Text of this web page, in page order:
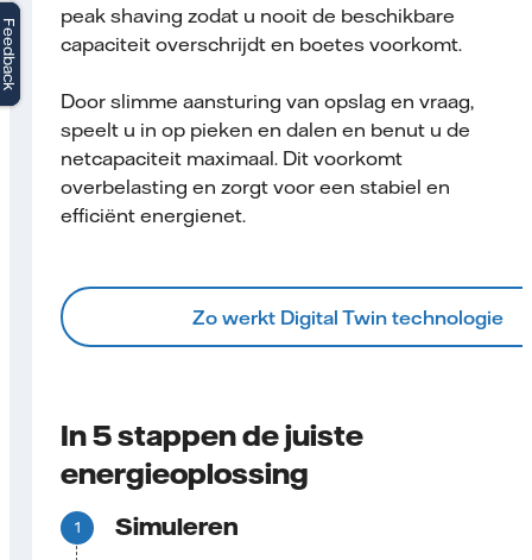
peak shaving zodat u nooit de beschikbare
capaciteit overschrijdt en boetes voorkomt.
Door slimme aansturing van opslag en vraag,
speelt u in op pieken en dalen en benut u de
netcapaciteit maximaal. Dit voorkomt
overbelasting en zorgt voor een stabiel en
efficiënt energienet.
Zo werkt Digital Twin technologie
In 5 stappen de juiste
energieoplossing
Simuleren
Feedback
Feedback